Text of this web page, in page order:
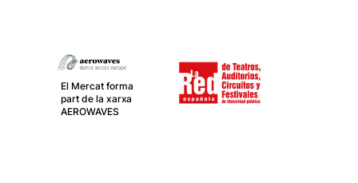
El Mercat forma
part de la xarxa
AEROWAVES